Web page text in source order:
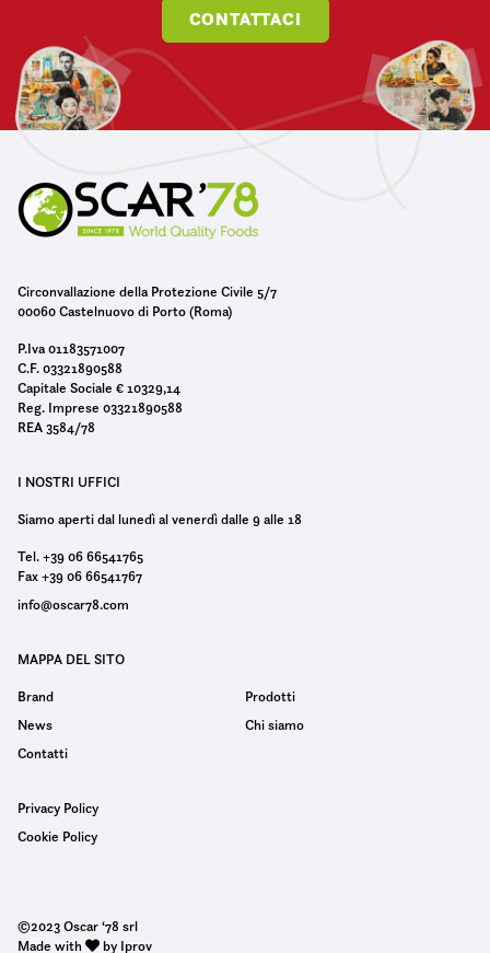
CONTATTACI
Circonvallazione della Protezione Civile 5/7
00060 Castelnuovo di Porto (Roma)
P.Iva 01183571007
C.F. 03321890588
Capitale Sociale € 10329,14
Reg. Imprese 03321890588
REA 3584/78
I NOSTRI UFFICI
Siamo aperti dal lunedì al venerdì dalle 9 alle 18
Tel. +39 06 66541765
Fax +39 06 66541767
info@oscar78.com
MAPPA DEL SITO
Brand
Prodotti
News
Chi siamo
Contatti
Privacy Policy
Cookie Policy
©2023 Oscar ‘78 srl
Made with
by Iprov